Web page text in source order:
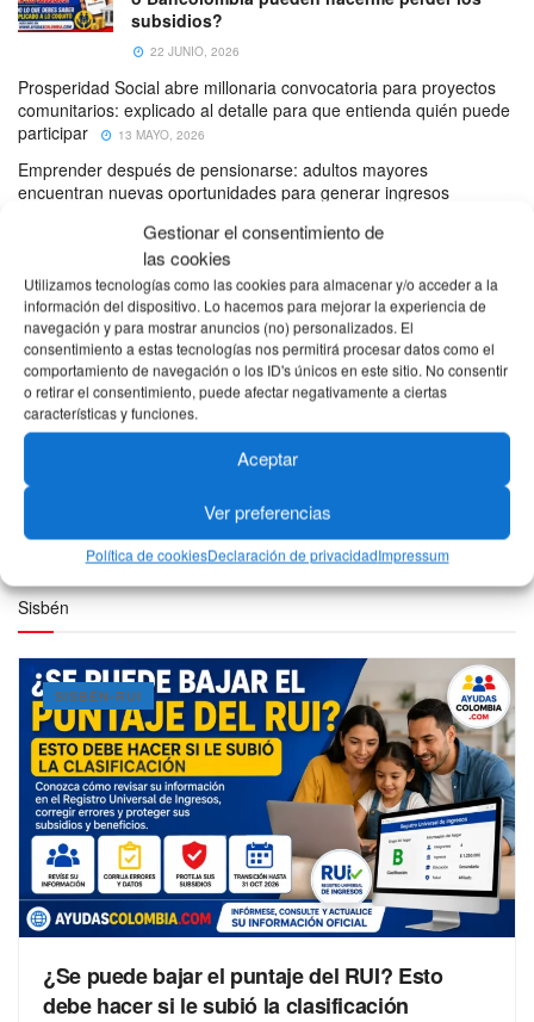
Gestionar el consentimiento de
las cookies
Utilizamos tecnologías como las cookies para almacenar y/o acceder a la
información del dispositivo. Lo hacemos para mejorar la experiencia de
navegación y para mostrar anuncios (no) personalizados. El
consentimiento a estas tecnologías nos permitirá procesar datos como el
comportamiento de navegación o los ID's únicos en este sitio. No consentir
o retirar el consentimiento, puede afectar negativamente a ciertas
características y funciones.
Aceptar
Ver preferencias
Política de cookiesDeclaración de privacidadImpressum
subsidios?
22 JUNIO, 2026
Prosperidad Social abre millonaria convocatoria para proyectos
comunitarios: explicado al detalle para que entienda quién puede
participar
13 MAYO, 2026
Emprender después de pensionarse: adultos mayores
encuentran nuevas oportunidades para generar ingresos
Inteligencia Artificial para emprender: cómo ganar dinero y
mejorar tu negocio (fácil y sin enredos)
4 ABRIL, 2026
Carros híbridos en Colombia: ¿valen la pena? Ventajas,
desventajas y cuál te conviene
4 ABRIL, 2026
Cursos GRATIS de inteligencia artificial y ciberseguridad en
Colombia: así puedes aprovechar esta oportunidad
4 ABRIL, 2026
Medellín lanza 20.000 cupos GRATIS en inteligencia artificial con
certificado de Google
SENA entregará hasta $73 millones para montar negocio en
2026: cómo aplicar
12 MARZO, 2026
Sisbén
SISBÉN-RUI
¿Se puede bajar el puntaje del RUI? Esto
debe hacer si le subió la clasificación